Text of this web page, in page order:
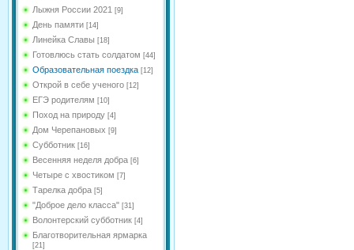
Лыжня России 2021 [9]
День памяти [14]
Линейка Славы [18]
Готовлюсь стать солдатом [44]
Образовательная поездка [12]
Открой в себе ученого [12]
ЕГЭ родителям [10]
Поход на природу [4]
Дом Черепановых [9]
Субботник [16]
Весенняя неделя добра [6]
Четыре с хвостиком [7]
Тарелка добра [5]
"Доброе дело класса" [31]
Волонтерский субботник [4]
Благотворительная ярмарка
[21]